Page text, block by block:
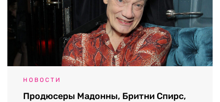
НОВОСТИ
Продюсеры Мадонны, Бритни Спирс,